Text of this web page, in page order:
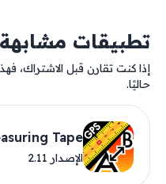
تطبيقات
إذا كنت تقارن قبل الاشتراك،
حاليًا.
Tape
الإصدار 2.11